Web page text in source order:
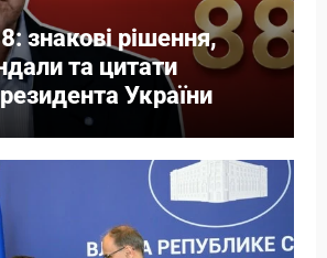
знакові рішення,
та цитати
України